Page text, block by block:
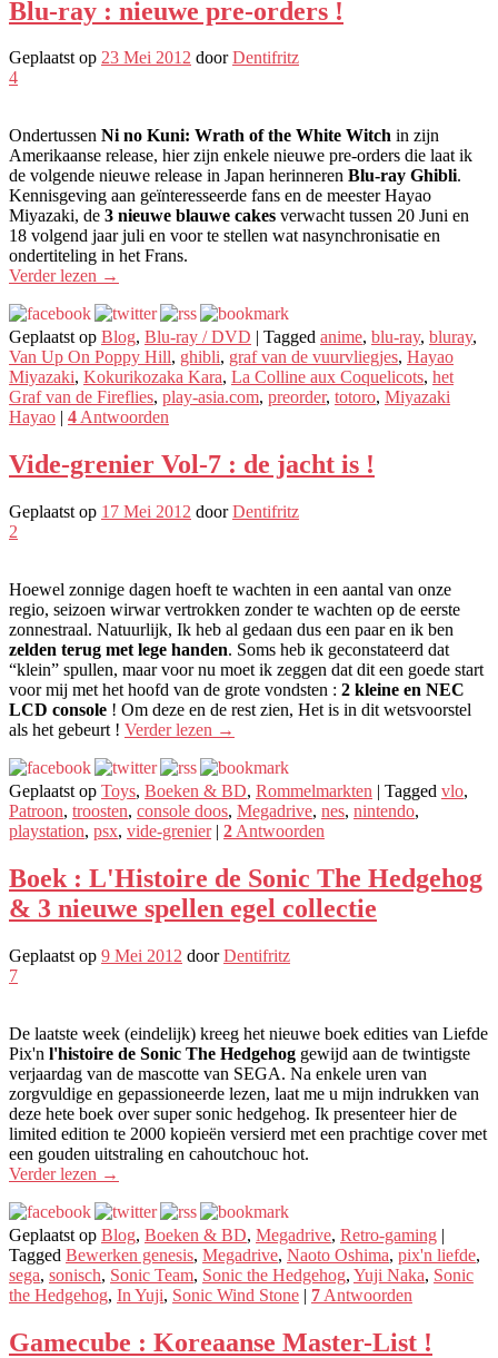
Blu-ray : nieuwe pre-orders !
Geplaatst op 23 Mei 2012 doorDentifritz
4
Ondertussen Ni no Kuni: Wrath of the White Witch in zijn
Amerikaanse release, hier zijn enkele nieuwe pre-orders die laat ik
de volgende nieuwe release in Japan herinneren Blu-ray Ghibli.
Kennisgeving aan geïnteresseerde fans en de meester Hayao
Miyazaki, de 3 nieuwe blauwe cakes verwacht tussen 20 Juni en
18 volgend jaar juli en voor te stellen wat nasynchronisatie en
ondertiteling in het Frans.
Verder lezen →
Geplaatst op Blog, Blu-ray / DVD Tagged anime, blu-ray, bluray,
Van Up On Poppy Hill, ghibli, graf van de vuurvliegjes, Hayao
Miyazaki, Kokurikozaka Kara, La Colline aux Coquelicots, het
Graf van de Fireflies, play-asia.com, preorder, totoro, Miyazaki
Hayao
4Antwoorden
Vide-grenier Vol-7 : de jacht is !
Geplaatst op 17 Mei 2012 doorDentifritz
2
Hoewel zonnige dagen hoeft te wachten in een aantal van onze
regio, seizoen wirwar vertrokken zonder te wachten op de eerste
zonnestraal. Natuurlijk, Ik heb al gedaan dus een paar en ik ben
zelden terug met lege handen. Soms heb ik geconstateerd dat
“klein” spullen, maar voor nu moet ik zeggen dat dit een goede start
voor mij met het hoofd van de grote vondsten : 2 kleine en NEC
LCD console ! Om deze en de rest zien, Het is in dit wetsvoorstel
als het gebeurt ! Verder lezen →
Geplaatst op Toys, Boeken & BD, Rommelmarkten | Tagged vlo,
Patroon, troosten, console doos, Megadrive, nes, nintendo,
playstation, psx, vide-grenier | 2 Antwoorden
Boek : L'Histoire de Sonic The Hedgehog
& 3 nieuwe spellen egel collectie
Geplaatst op 9 Mei 2012 doorDentifritz
7
De laatste week (eindelijk) kreeg het nieuwe boek edities van Liefde
Pix'n l'histoire de Sonic The Hedgehog gewijd aan de twintigste
verjaardag van de mascotte van SEGA. Na enkele uren van
zorgvuldige en gepassioneerde lezen, laat me u mijn indrukken van
deze hete boek over super sonic hedgehog. Ik presenteer hier de
limited edition te 2000 kopieën versierd met een prachtige cover met
een gouden uitstraling en cahoutchouc hot.
Verder lezen →
Geplaatst op Blog, Boeken & BD, Megadrive, Retro-gaming |
Tagged Bewerken genesis, Megadrive, Naoto Oshima, pix'n liefde,
sega, sonisch, Sonic Team, Sonic the Hedgehog, Yuji Naka, Sonic
the Hedgehog, In Yuji, Sonic Wind Stone | 7 Antwoorden
Gamecube : Koreaanse Master-List !